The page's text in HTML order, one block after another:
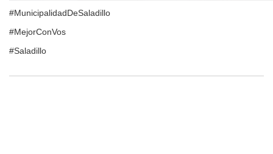
#MunicipalidadDeSaladillo
#MejorConVos
#Saladillo